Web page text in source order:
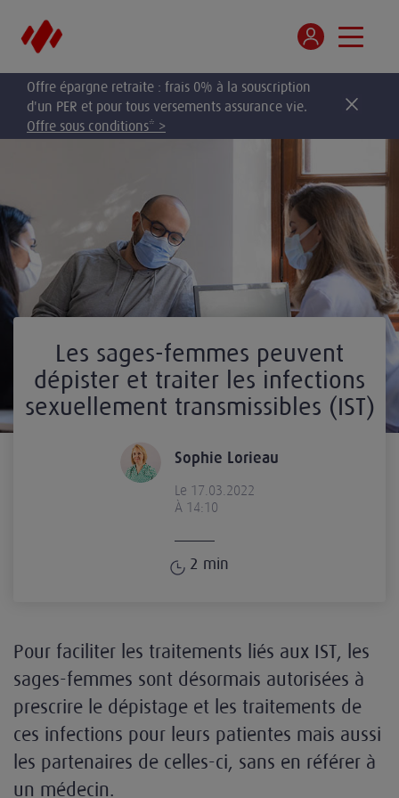
Offre épargne retraite : frais 0% à la souscription
d'un PER et pour tous versements assurance vie.
Offre sous conditions* >
Les sages-femmes peuvent
dépister et traiter les infections
sexuellement transmissibles (IST)
Sophie Lorieau
Le 17.03.2022
À 14:10
2 min
Pour faciliter les traitements liés aux IST, les
sages-femmes sont désormais autorisées à
prescrire le dépistage et les traitements de
ces infections pour leurs patientes mais aussi
les partenaires de celles-ci, sans en référer à
un médecin.